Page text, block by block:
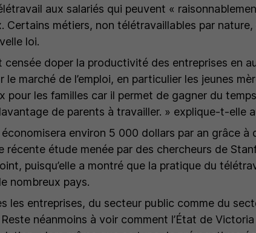
aux salariés qui peuvent «
Certains métiers, non télétravaillables par nature,
loi.
censée doper la productivité des entreprises en
le marché de l’emploi, en particulier les jeunes
pour les familles car il permet de gagner du
de parents à travailler. » explique-t-elle
économisera environ 5 000 dollars par an grâce à
récente étude menée par des chercheurs de
puisqu’elle a montré que la pratique du
nombreux pays.
les entreprises, du secteur public comme du
néanmoins à voir comment l’État de